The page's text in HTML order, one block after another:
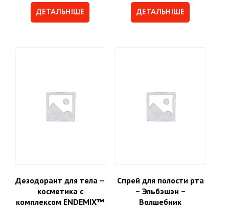
ДЕТАЛЬНІШЕ ДЕТАЛЬНІШЕ
Дезодорант для тела –
косметика с
комплексом ENDEMIX™
Спрей для полости рта
– Эльбэшэн –
Волшебник